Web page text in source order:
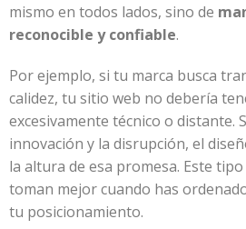
mismo en todos lados, sino de
reconocible y confiable.
Por ejemplo, si tu marca busca
calidez, tu sitio web no debería
excesivamente técnico o distante.
innovación y la disrupción, el
la altura de esa promesa. Este
toman mejor cuando has
tu posicionamiento.